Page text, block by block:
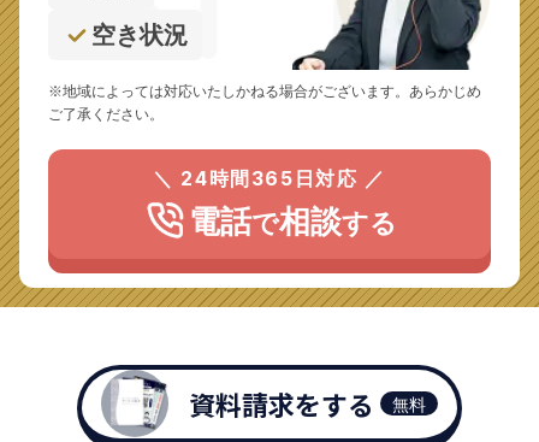
空き状況
※地域によっては対応いたしかねる場合がございます。あらかじめ
ご了承ください。
＼ 24時間365日対応 ／
電話で相談する
資料請求をする 無料